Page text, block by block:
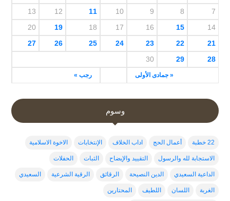
« جمادى الأولى رجب »
7
8
9
10
11
12
13
14
15
16
17
18
19
20
21
22
23
24
25
26
27
28
29
30
وسوم
22 خطبة أعمال الحج اداب الخلاف الإنتخابات الاخوة الاسلامية
الاستجابة لله والرسول التقييد والإيضاح الثبات الحفلات
الداعية السعيدي الدين النصيحة الرقائق الرقية الشرعية السعيدي
الغربة اللسان اللطيف المحتارين